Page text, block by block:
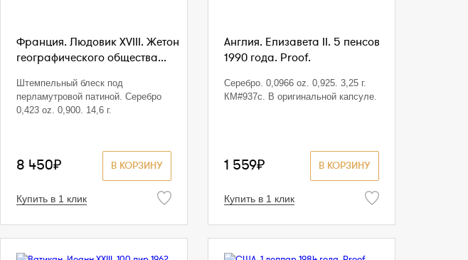
Франция. Людовик XVIII. Жетон
географического общества...
Штемпельный блеск под
перламутровой патиной. Серебро
0,423 oz. 0,900. 14,6 г.
В КОРЗИНУ
8 450₽
Купить в 1 клик
Англия. Елизавета II. 5 пенсов
1990 года. Proof.
Серебро. 0,0966 oz. 0,925. 3,25 г.
КМ#937с. В оригинальной капсуле.
В КОРЗИНУ
1 559₽
Купить в 1 клик